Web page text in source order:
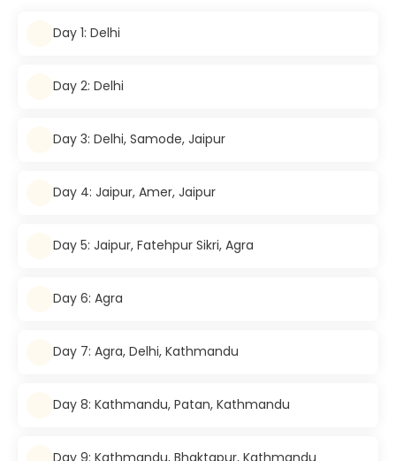
Day 1: Delhi
Day 2: Delhi
Day 3: Delhi, Samode, Jaipur
Day 4: Jaipur, Amer, Jaipur
Day 5: Jaipur, Fatehpur Sikri, Agra
Day 6: Agra
Day 7: Agra, Delhi, Kathmandu
Day 8: Kathmandu, Patan, Kathmandu